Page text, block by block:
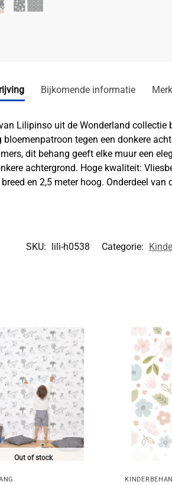
Bijkomende informatie Merk
Lilipinso uit de Wonderland
tegen een donkere
dit behang geeft elke muur een
achtergrond. Hoge kwaliteit:
en 2,5 meter hoog. Onderdeel van
SKU: lili-h0538 Categorie:
Out of stock